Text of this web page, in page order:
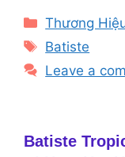
Categories
Thương
Tags
Batiste
Leave a
Batiste